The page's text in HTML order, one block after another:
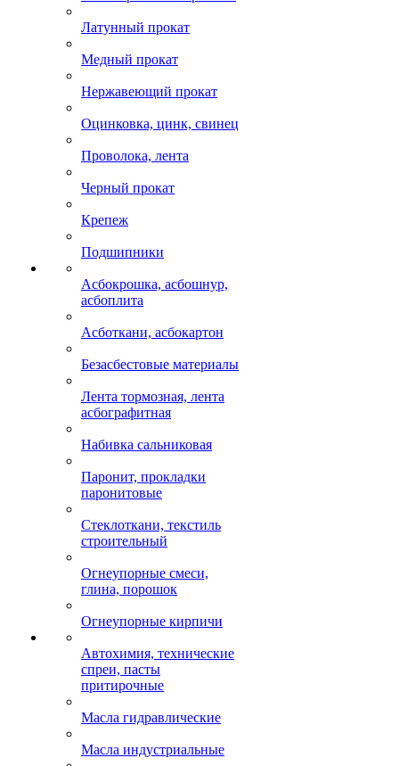
Латунный прокат
Медный прокат
Нержавеющий прокат
Оцинковка, цинк, свинец
Проволока, лента
Черный прокат
Крепеж
Подшипники
Асбокрошка, асбошнур,
асбоплита
Асботкани, асбокартон
Безасбестовые материалы
Лента тормозная, лента
асбографитная
Набивка сальниковая
Паронит, прокладки
паронитовые
Стеклоткани, текстиль
строительный
Огнеупорные смеси,
глина, порошок
Огнеупорные кирпичи
Автохимия, технические
спреи, пасты
притирочные
Масла гидравлические
Масла индустриальные